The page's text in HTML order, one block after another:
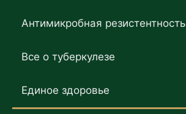
Антимикробная резистентность
Все о туберкулезе
Единое здоровье